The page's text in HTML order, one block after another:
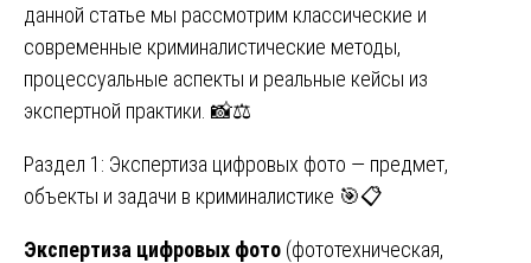
данной статье мы рассмотрим классические и
современные криминалистические методы,
процессуальные аспекты и реальные кейсы из
экспертной практики. 📸⚖️
Раздел 1: Экспертиза цифровых фото — предмет,
объекты и задачи в криминалистике 🎯📋
Экспертиза цифровых фото (фототехническая,